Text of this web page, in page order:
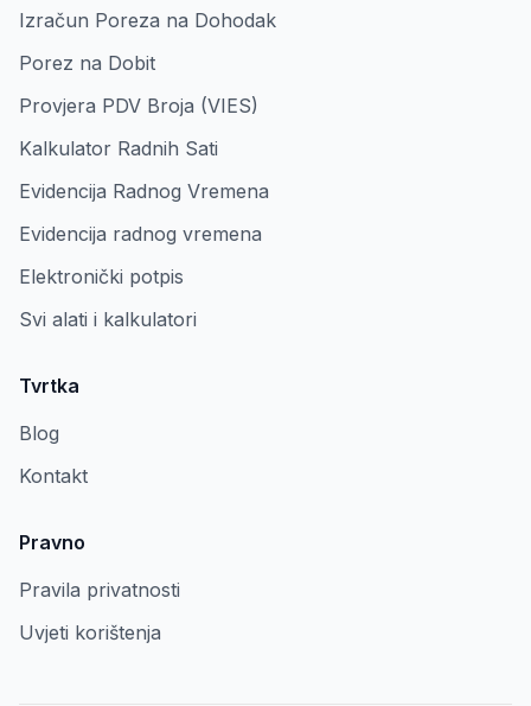
Izračun Poreza na Dohodak
Porez na Dobit
Provjera PDV Broja (VIES)
Kalkulator Radnih Sati
Evidencija Radnog Vremena
Evidencija radnog vremena
Elektronički potpis
Svi alati i kalkulatori
Tvrtka
Blog
Kontakt
Pravno
Pravila privatnosti
Uvjeti korištenja